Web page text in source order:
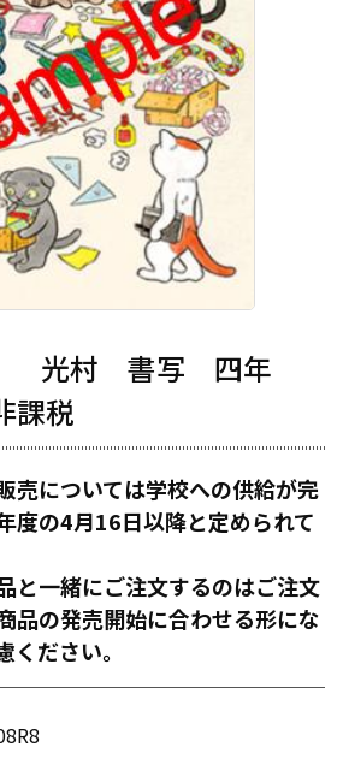
】 光村 書写 四年
税
売については学校への供給が完
度の4月16日以降と定められて
と一緒にご注文するのはご注文
品の発売開始に合わせる形にな
ください。